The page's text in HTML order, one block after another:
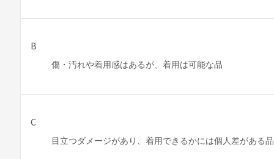
B
傷・汚れや着用感はあるが、着用は可能な品
C
目立つダメージがあり、着用できるかには個人差がある品